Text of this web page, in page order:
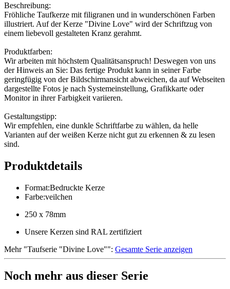
Beschreibung:
Fröhliche Taufkerze mit filigranen und in wunderschönen Farben
illustriert. Auf der Kerze "Divine Love" wird der Schriftzug von
einem liebevoll gestalteten Kranz gerahmt.
Produktfarben:
Wir arbeiten mit höchstem Qualitätsanspruch! Deswegen von uns
der Hinweis an Sie: Das fertige Produkt kann in seiner Farbe
geringfügig von der Bildschirmansicht abweichen, da auf Webseiten
dargestellte Fotos je nach Systemeinstellung, Grafikkarte oder
Monitor in ihrer Farbigkeit variieren.
Gestaltungstipp:
Wir empfehlen, eine dunkle Schriftfarbe zu wählen, da helle
Varianten auf der weißen Kerze nicht gut zu erkennen & zu lesen
sind.
Produktdetails
Format:Bedruckte Kerze
Farbe:veilchen
250 x 78mm
Unsere Kerzen sind RAL zertifiziert
Mehr"Taufserie "Divine Love"": Gesamte Serie anzeigen
Noch mehr aus dieser Serie